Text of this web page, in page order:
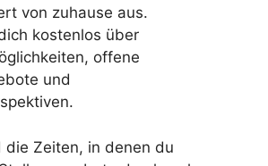
von zuhause aus.
kostenlos über
offene
und
die Zeiten, in denen du